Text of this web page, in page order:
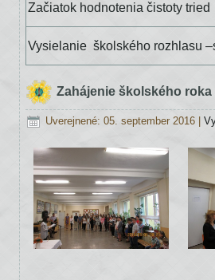
Začiatok hodnotenia čistoty tried
Vysielanie školského rozhlasu
Zahájenie školského roka
Uverejnené: 05. september 2016